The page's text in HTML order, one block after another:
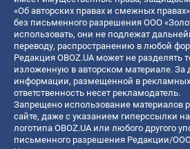
«Об авторских правах и смежных
без письменного разрешения ООО
использовать, они не подлежат
переводу, распространению в любой
Редакция OBOZ.UA может не разделять
изложенную в авторском материале. За
информации, размещенной в рекламных
ответственность несет рекламодатель.
Запрещено использование материалов
сайте, даже с указанием гиперссылки на
логотипа OBOZ.UA или любого другого
письменного разрешения Редакции/